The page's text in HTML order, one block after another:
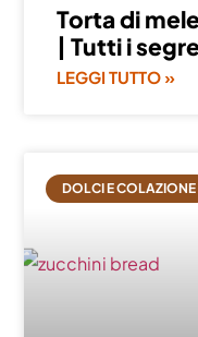
Torta di
| Tutti i
LEGGI TUTTO »
DOLCI E COLAZIONE